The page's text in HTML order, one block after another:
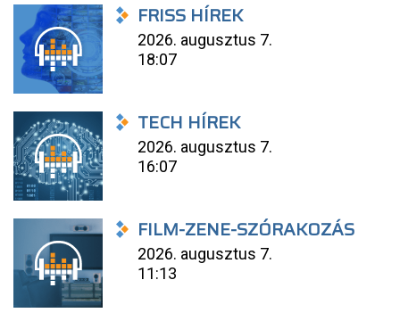
FRISS HÍREK
2026. augusztus 7.
18:07
TECH HÍREK
2026. augusztus 7.
16:07
FILM-ZENE-SZÓRAKOZÁS
2026. augusztus 7.
11:13